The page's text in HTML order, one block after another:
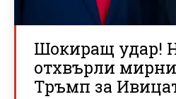
Шокиращ удар!
отхвърли
Тръмп за